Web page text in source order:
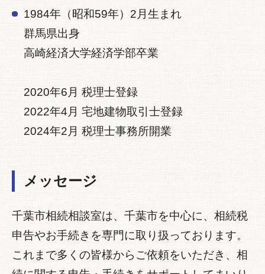
1984年（昭和59年）2月生まれ
群馬県出身
高崎経済大学経済学部卒業
2020年6月 税理士登録
2022年4月 宅地建物取引士登録
2024年2月 税理士事務所開業
メッセージ
千葉市相続相談室は、千葉市を中心に、相続税
申告やお手続きを専門に取り扱っております。
これまで多くの皆様からご依頼をいただき、相